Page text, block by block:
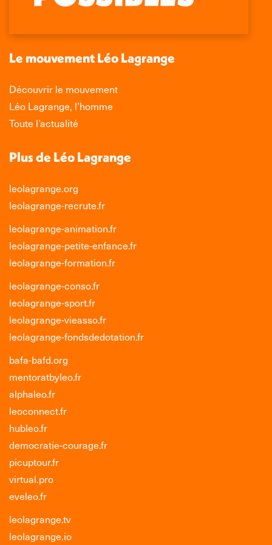
s'ouvre
une
fenêtre
s'ouvre
une
fenêtre
s'ouvre
une
fenêtre
s'ouvre
une
nouvelle
fenêtre
Le mouvement Léo Lagrange
Découvrir le mouvement
Léo Lagrange, l’homme
Toute l’actualité
Plus de Léo Lagrange
leolagrange.org
leolagrange-recrute.fr
leolagrange-animation.fr
leolagrange-petite-enfance.fr
leolagrange-formation.fr
leolagrange-conso.fr
leolagrange-sport.fr
leolagrange-vieasso.fr
leolagrange-fondsdedotation.fr
bafa-bafd.org
mentoratbyleo.fr
alphaleo.fr
leoconnect.fr
hubleo.fr
democratie-courage.fr
picuptour.fr
virtual.pro
eveleo.fr
leolagrange.tv
leolagrange.io